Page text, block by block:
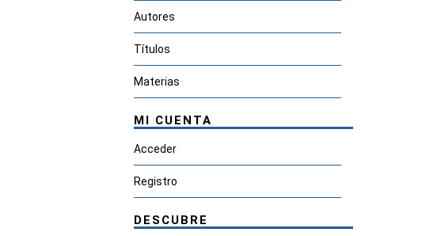
Autores
Títulos
Materias
MI CUENTA
Acceder
Registro
DESCUBRE